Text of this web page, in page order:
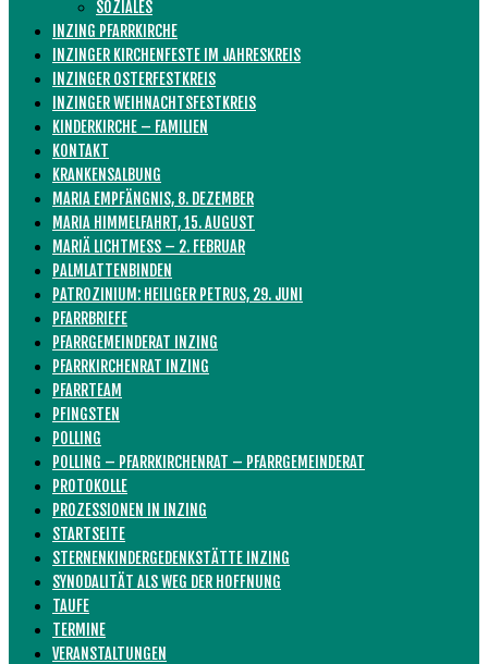
SOZIALES
INZING PFARRKIRCHE
INZINGER KIRCHENFESTE IM JAHRESKREIS
INZINGER OSTERFESTKREIS
INZINGER WEIHNACHTSFESTKREIS
KINDERKIRCHE – FAMILIEN
KONTAKT
KRANKENSALBUNG
MARIA EMPFÄNGNIS, 8. DEZEMBER
MARIA HIMMELFAHRT, 15. AUGUST
MARIÄ LICHTMESS – 2. FEBRUAR
PALMLATTENBINDEN
PATROZINIUM: HEILIGER PETRUS, 29. JUNI
PFARRBRIEFE
PFARRGEMEINDERAT INZING
PFARRKIRCHENRAT INZING
PFARRTEAM
PFINGSTEN
POLLING
POLLING – PFARRKIRCHENRAT – PFARRGEMEINDERAT
PROTOKOLLE
PROZESSIONEN IN INZING
STARTSEITE
STERNENKINDERGEDENKSTÄTTE INZING
SYNODALITÄT ALS WEG DER HOFFNUNG
TAUFE
TERMINE
VERANSTALTUNGEN